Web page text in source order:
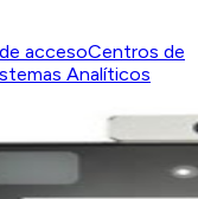
accesoCentros de
Analíticos